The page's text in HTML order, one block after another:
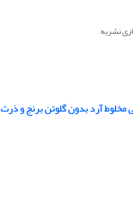
نشریه
مخلوط آرد بدون گلوتن برنج و ذرت